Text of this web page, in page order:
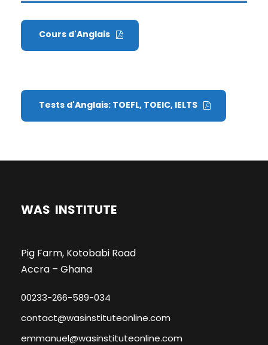
Cours d'Anglais
Tests d'Anglais: TOEFL, TOEIC, IELTS
WAS INSTITUTE
Pig Farm, Kotobabi Road
Accra – Ghana
00233-266-589-034
contact@wasinstituteonline.com
emmanuel@wasinstituteonline.com